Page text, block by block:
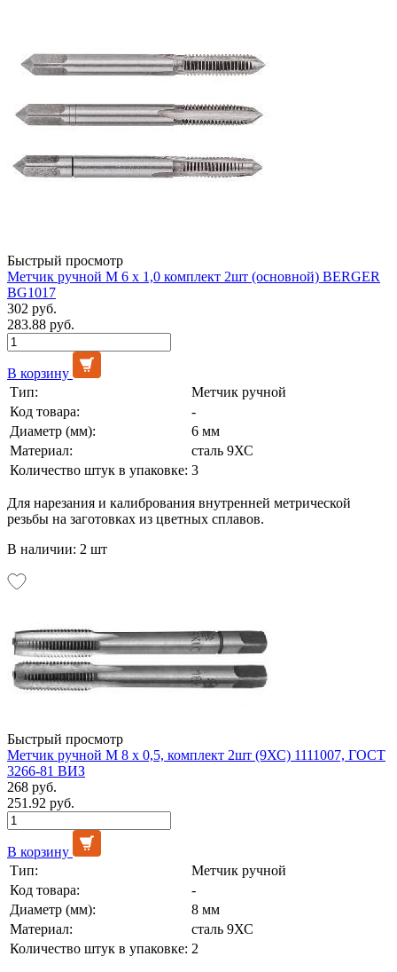
Быстрый просмотр
Метчик ручной М 6 х 1,0 комплект 2шт (основной) BERGER
BG1017
302 руб.
283.88 руб.
В корзину
Тип:
Метчик ручной
Код товара:
-
Диаметр (мм):
6 мм
Материал:
сталь 9ХС
Количество штук в упаковке: 3
Для нарезания и калибрования внутренней метрической
резьбы на заготовках из цветных сплавов.
В наличии: 2 шт
Быстрый просмотр
Метчик ручной М 8 х 0,5, комплект 2шт (9ХС) 1111007, ГОСТ
3266-81 ВИЗ
268 руб.
251.92 руб.
В корзину
Тип:
Метчик ручной
Код товара:
-
Диаметр (мм):
8 мм
Материал:
сталь 9ХС
Количество штук в упаковке: 2